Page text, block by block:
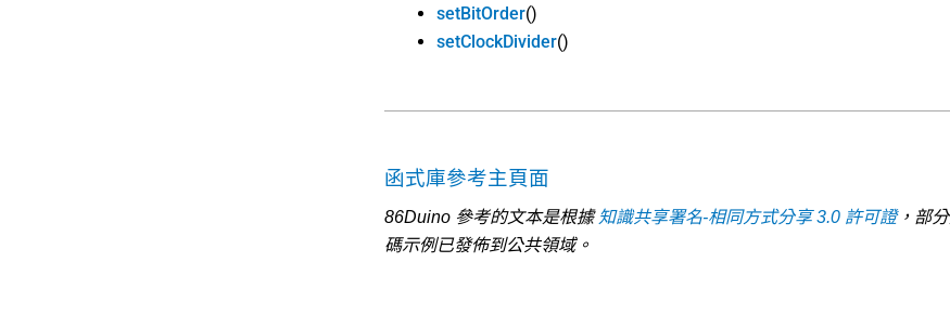
setBitOrder()
setClockDivider()
函式庫參考主頁面
86Duino 參考的文本是根據 知識共享署名-相同方式分享 3.0 許可證，部
碼示例已發佈到公共領域。